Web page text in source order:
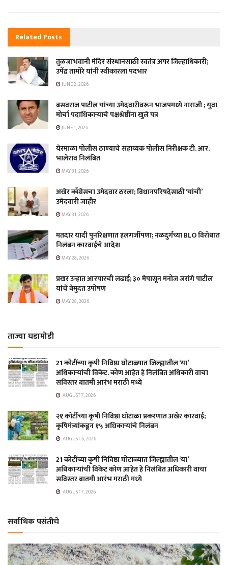
Related Posts
तुळजाभवानी मंदिर संस्थानसाठी स्वतंत्र अपर जिल्हाधिकारी;
उपेंद्र तामोरे यांनी स्वीकारला पदभार
JUNE 2, 2026
बसवराज पाटील यांच्या उमेदवारीवरून भाजपमध्ये नाराजी ; युवा
मोर्चा पदाधिकाऱ्याचे पक्षश्रेष्ठींना खुले पत्र
JUNE 1, 2026
येरमाळा पोलीस ठाण्याचे सहाय्यक पोलीस निरीक्षक टी. आर.
भालेराव निलंबित
MAY 31, 2026
अखेर काँग्रेसचा उमेदवार ठरला; विधानपरिषदेसाठी ‘यांची’
उमेदवारी जाहीर
MAY 31, 2026
मतदार यादी पुनरिक्षणात हलगर्जीपणा; नळदुर्गच्या BLO विरोधात
निलंबन कारवाईचे आदेश
MAY 28, 2026
प्रखर उन्हात आरपारची लढाई; ३० मेपासून मनोज जरांगे पाटील
यांचे बेमुदत उपोषण
MAY 28, 2026
ताज्या घडामोडी
21 कोटींच्या कृषी निविष्ठा घोटाळ्यात जिल्ह्यातील ‘या’
अधिकाऱ्यांची विकेट. कोण आहेत हे निलंबित अधिकारी वाचा
सविस्तर बातमी आरंभ मराठी मध्ये
AUGUST 7, 2026
२१ कोटींच्या कृषी निविष्ठा घोटाळा प्रकरणात अखेर कारवाई;
कृषिमंत्र्यांकडून १५ अधिकाऱ्यांचे निलंबन
AUGUST 6, 2026
21 कोटींच्या कृषी निविष्ठा घोटाळ्यात जिल्ह्यातील ‘या’
अधिकाऱ्यांची विकेट कोण आहेत हे निलंबित अधिकारी वाचा
सविस्तर बातमी आरंभ मराठी मध्ये
AUGUST 7, 2026
सर्वाधिक पसंतीचे